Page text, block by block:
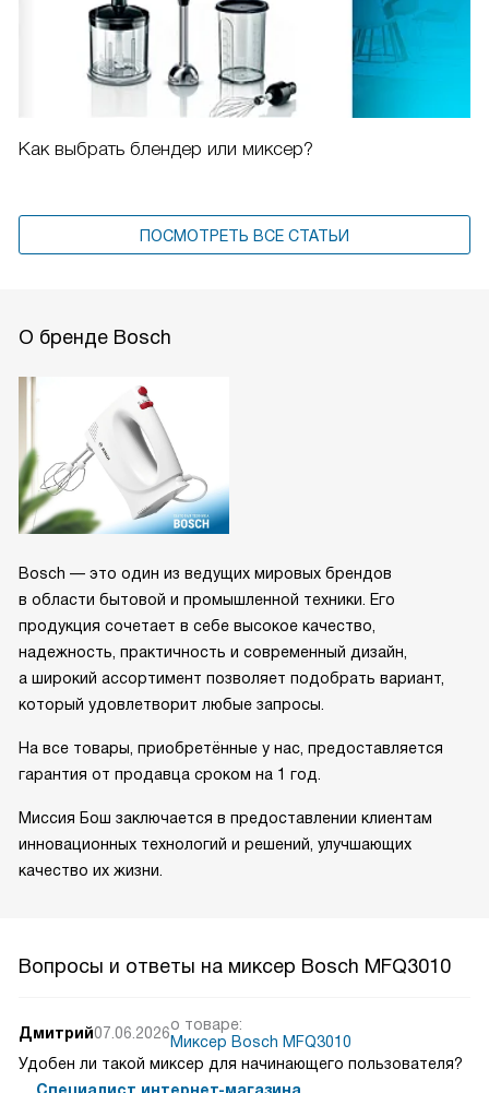
Как выбрать блендер или миксер?
ПОСМОТРЕТЬ ВСЕ СТАТЬИ
О бренде Bosch
Bosch — это один из ведущих мировых брендов
в области бытовой и промышленной техники. Его
продукция сочетает в себе высокое качество,
надежность, практичность и современный дизайн,
а широкий ассортимент позволяет подобрать вариант,
который удовлетворит любые запросы.
На все товары, приобретённые у нас, предоставляется
гарантия от продавца сроком на 1 год.
Миссия Бош заключается в предоставлении клиентам
инновационных технологий и решений, улучшающих
качество их жизни.
Вопросы и ответы на миксер Bosch MFQ3010
Дмитрий07.06.2026о товаре:
Миксер Bosch MFQ3010
Удобен ли такой миксер для начинающего пользователя?